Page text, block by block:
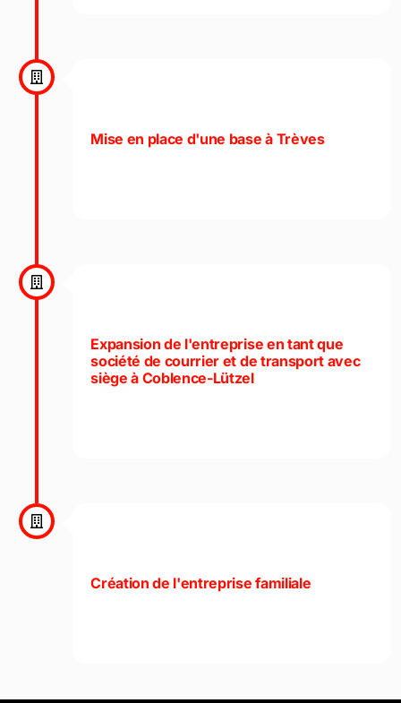
Mise en place d'une base à Trèves
Expansion de l'entreprise en tant que
société de courrier et de transport avec
siège à Coblence-Lützel
Création de l'entreprise familiale